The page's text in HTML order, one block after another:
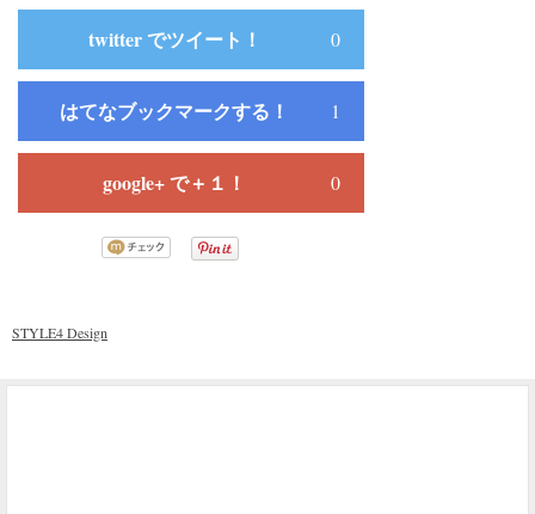
twitter でツイート！ 0
はてなブックマークする！ 1
google+ で＋１！ 0
STYLE4 Design